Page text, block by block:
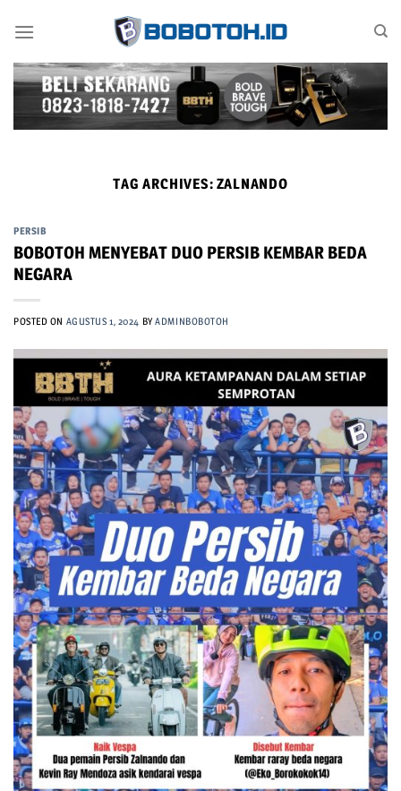
TAG ARCHIVES:ZALNANDO
PERSIB
BOBOTOH MENYEBAT DUO PERSIB KEMBAR BEDA
NEGARA
POSTED ON AGUSTUS 1, 2024 BYADMINBOBOTOH